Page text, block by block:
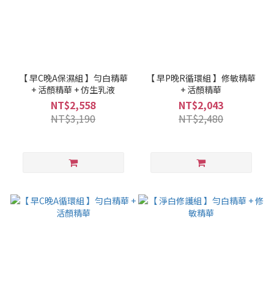
【 早C晚A保濕組 】勻白精華
+ 活顏精華 + 仿生乳液
NT$2,558
NT$3,190
【 早P晚R循環組 】修敏精華
+ 活顏精華
NT$2,043
NT$2,480